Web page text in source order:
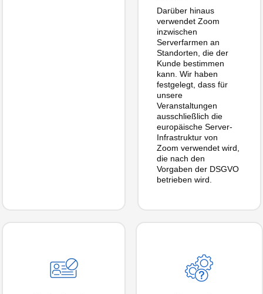
Darüber hinaus
verwendet Zoom
inzwischen
Serverfarmen an
Standorten, die der
Kunde bestimmen
kann. Wir haben
festgelegt, dass für
unsere
Veranstaltungen
ausschließlich die
europäische Server-
Infrastruktur von
Zoom verwendet wird,
die nach den
Vorgaben der DSGVO
betrieben wird.